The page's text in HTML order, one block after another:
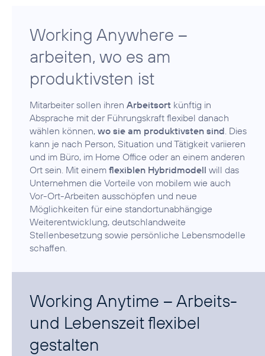
Working Anywhere –
arbeiten, wo es am
produktivsten ist
Mitarbeiter sollen ihren Arbeitsort künftig in
Absprache mit der Führungskraft flexibel danach
wählen können, wo sie am produktivsten sind . Dies
kann je nach Person, Situation und Tätigkeit variieren
und im Büro, im Home Office oder an einem anderen
Ort sein. Mit einem flexiblen Hybridmodell will das
Unternehmen die Vorteile von mobilem wie auch
Vor-Ort-Arbeiten ausschöpfen und neue
Möglichkeiten für eine standortunabhängige
Weiterentwicklung, deutschlandweite
Stellenbesetzung sowie persönliche Lebensmodelle
schaffen.
Working Anytime – Arbeits-
und Lebenszeit flexibel
gestalten